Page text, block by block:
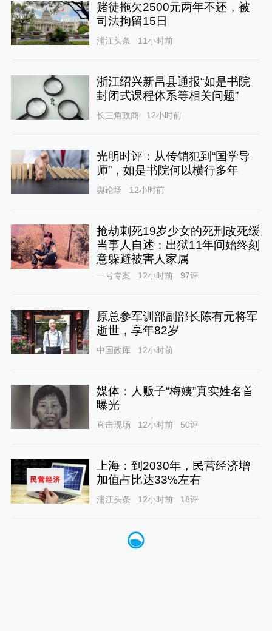
赌徒拖欠2500元两年不还，被
司法拘留15日
浦江头条 11小时前
浙江绍兴新昌县通报“如是书院
封闭式课程体系等相关问题”
长三角政商 12小时前
光明时评：从传销犯到“国学导
师”，如是书院何以横行多年
舆论场 12小时前
抢劫刺死19岁少女的死刑改死缓
当事人自述：出狱11年间始终刻
意躲避被害人家属
一号专案 12小时前 97评
原总参军训部副部长陈有元将军
逝世，享年82岁
中国政库 12小时前
媒体：人贩子“梅姨”真实姓名首
曝光
直击现场 12小时前 50评
上海：到2030年，民营经济增
加值占比达33%左右
浦江头条 12小时前 18评